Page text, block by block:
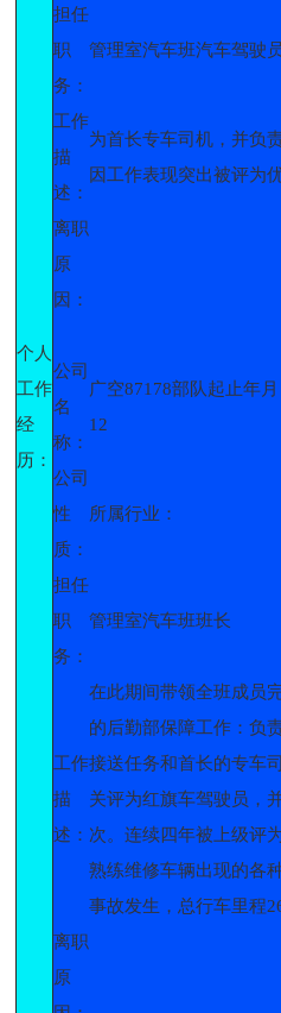
个人
工作
经
历：
担任
职
务：
管理室汽车班汽车驾驶
工作
描
述：
为首长专车司机，并负
因工作表现突出被评为
离职
原
因：
公司
名
称：
广空87178部队起止年
12
公司
性
质：
所属行业：
担任
职
务：
管理室汽车班班长
工作
描
述：
在此期间带领全班成员
的后勤部保障工作：负
接送任务和首长的专车
关评为红旗车驾驶员，
次。连续四年被上级评
熟练维修车辆出现的各
事故发生，总行车里程
离职
原